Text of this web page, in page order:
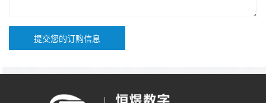
提交您的订购信息